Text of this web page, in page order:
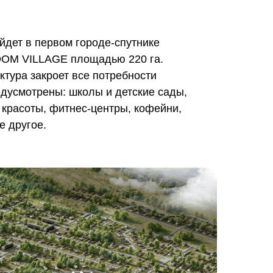
в первом городе-спутнике
VILLAGE площадью 220 га.
закроет все потребности
школы и детские сады,
фитнес-центры, кофейни,
другое.